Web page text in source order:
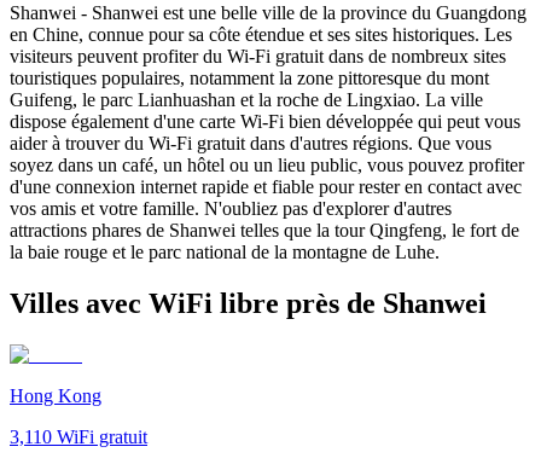
Shanwei - Shanwei est une belle ville de la province du Guangdong
en Chine, connue pour sa côte étendue et ses sites historiques. Les
visiteurs peuvent profiter du Wi-Fi gratuit dans de nombreux sites
touristiques populaires, notamment la zone pittoresque du mont
Guifeng, le parc Lianhuashan et la roche de Lingxiao. La ville
dispose également d'une carte Wi-Fi bien développée qui peut vous
aider à trouver du Wi-Fi gratuit dans d'autres régions. Que vous
soyez dans un café, un hôtel ou un lieu public, vous pouvez profiter
d'une connexion internet rapide et fiable pour rester en contact avec
vos amis et votre famille. N'oubliez pas d'explorer d'autres
attractions phares de Shanwei telles que la tour Qingfeng, le fort de
la baie rouge et le parc national de la montagne de Luhe.
Villes avec WiFi libre près de Shanwei
Hong Kong
3,110 WiFi gratuit